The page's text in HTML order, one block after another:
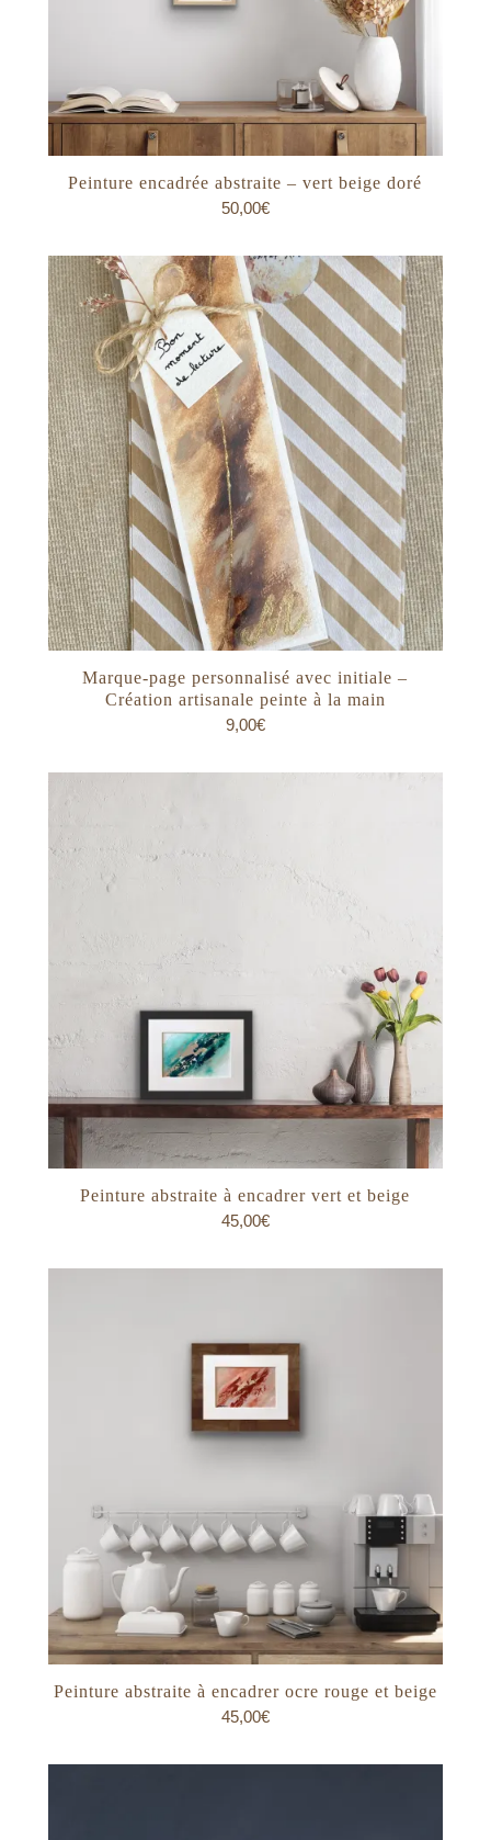
Peinture encadrée abstraite – vert beige doré
50,00€
Marque-page personnalisé avec initiale –
Création artisanale peinte à la main
9,00€
Peinture abstraite à encadrer vert et beige
45,00€
Peinture abstraite à encadrer ocre rouge et beige
45,00€